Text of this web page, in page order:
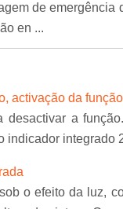
de emergência
en ...
activação da função
desactivar a
indicador integrado
o efeito da luz,